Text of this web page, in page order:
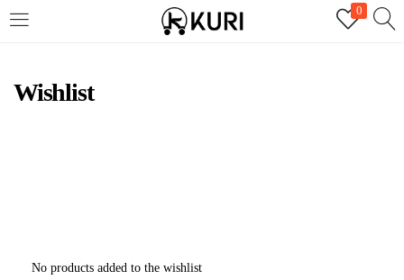
0
REGISTER
Wishlist
No products added to the wishlist